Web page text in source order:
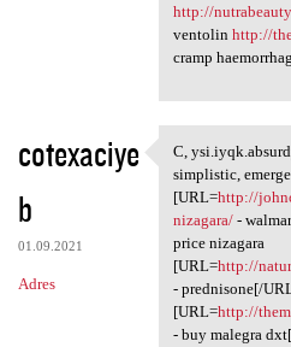
http://
ventolin http://
cramp
cotexaciye
b
01.09.2021
Adres
C,
C,
simplistic,
[URL=http://
nizagara/-
price nizagara
[URL=http://
- prednisone[/
[URL=http://
- buy malegra